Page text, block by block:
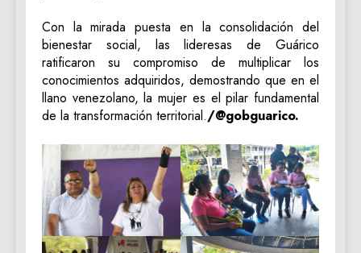
‎Con la mirada puesta en la consolidación del
bienestar social, las lideresas de Guárico
ratificaron su compromiso de multiplicar los
conocimientos adquiridos, demostrando que en el
llano venezolano, la mujer es el pilar fundamental
de la transformación territorial./@gobguarico.